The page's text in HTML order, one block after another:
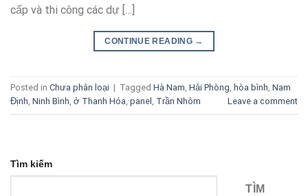
cấp và thi công các dự […]
CONTINUE READING →
Posted in Chưa phân loại | Tagged Hà Nam Hải Phòng hòa bình Nam
Định Ninh Bình ở Thanh Hóa panel Trần Nhôm Leave a comment
Tìm kiếm
TÌM